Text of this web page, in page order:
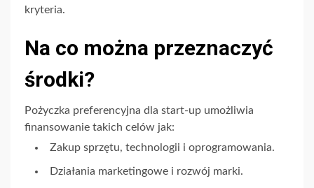
kryteria.
Na co można przeznaczyć
środki?
Pożyczka preferencyjna dla start-up umożliwia
finansowanie takich celów jak:
Zakup sprzętu, technologii i oprogramowania.
Działania marketingowe i rozwój marki.